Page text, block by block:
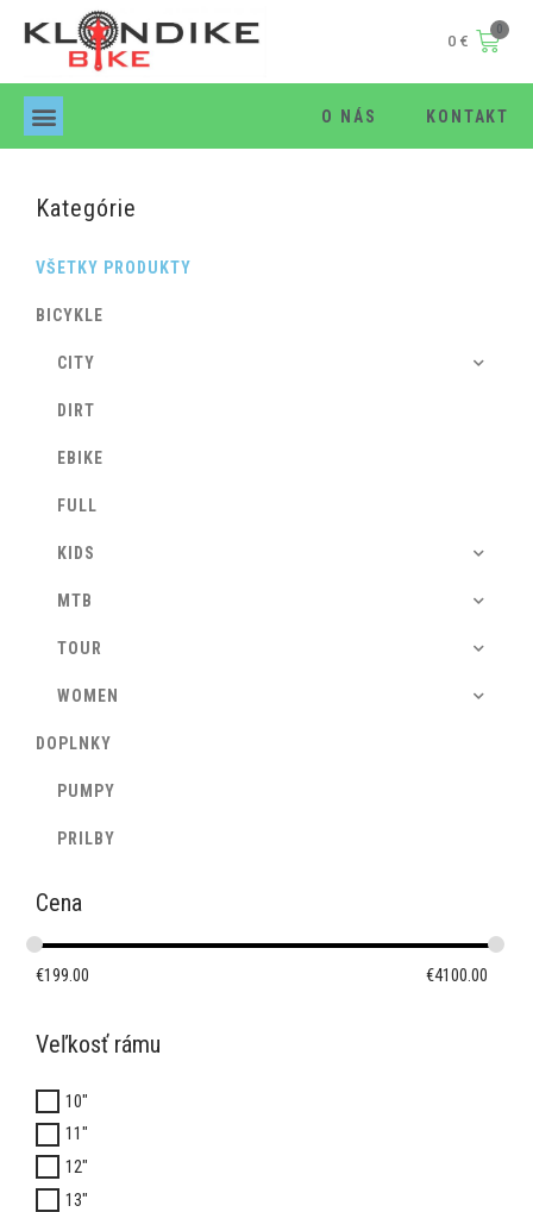
0 €
O NÁS KONTAKT
Kategórie
VŠETKY PRODUKTY
BICYKLE
CITY
DIRT
EBIKE
FULL
KIDS
MTB
TOUR
WOMEN
DOPLNKY
PUMPY
PRILBY
Cena
€199.00 €4100.00
Veľkosť rámu
10"
11"
12"
13"